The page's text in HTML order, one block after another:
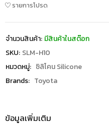
รายการโปรด
จำนวนสินค้า: มีสินค้าในสต๊อก
SKU: SLM-H10
หมวดหมู่: ซิลิโคน Silicone
Brands: Toyota
ข้อมูลเพิ่มเติม